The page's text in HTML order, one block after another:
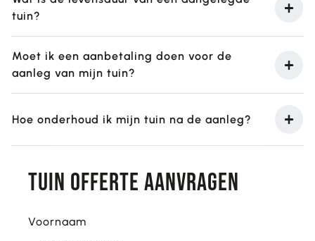
tuin?
Moet ik een aanbetaling doen voor de
aanleg van mijn tuin?
Hoe onderhoud ik mijn tuin na de aanleg?
tuin Offerte aanvragen
Voornaam